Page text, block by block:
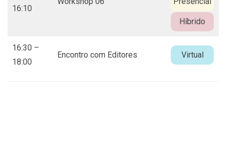
16:10
Híbrido
16:30 –
18:00
Encontro com Editores Virtual